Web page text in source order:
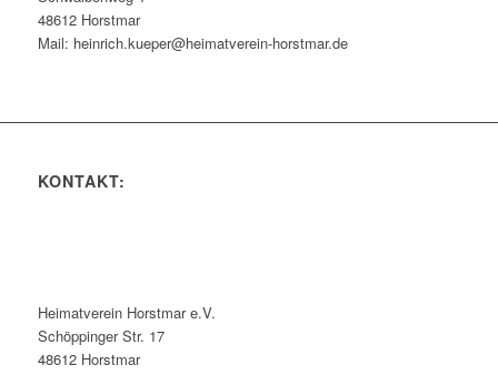
48612 Horstmar
Mail: heinrich.kueper@heimatverein-horstmar.de
KONTAKT:
Heimatverein Horstmar e.V.
Schöppinger Str. 17
48612 Horstmar